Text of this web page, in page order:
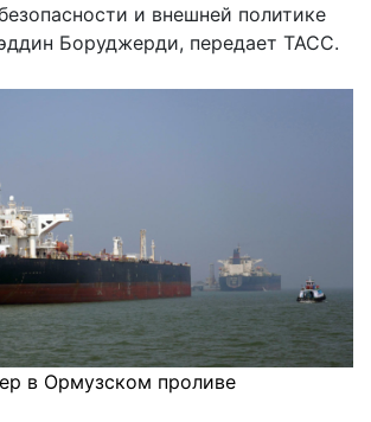
и внешней политике
Боруджерди, передает ТАСС.
в Ормузском проливе